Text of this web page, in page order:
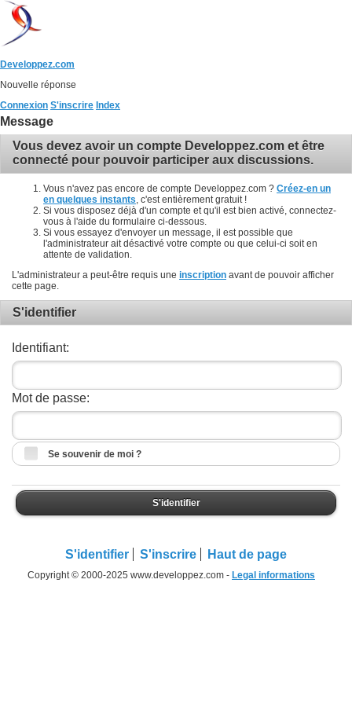
Developpez.com
Nouvelle réponse
Connexion S'inscrire Index
Message
Vous devez avoir un compte Developpez.com et être
connecté pour pouvoir participer aux discussions.
Vous n'avez pas encore de compte Developpez.com ? Créez-en un
en quelques instants , c'est entièrement gratuit !
Si vous disposez déjà d'un compte et qu'il est bien activé, connectez-
vous à l'aide du formulaire ci-dessous.
Si vous essayez d'envoyer un message, il est possible que
l'administrateur ait désactivé votre compte ou que celui-ci soit en
attente de validation.
L'administrateur a peut-être requis une inscription avant de pouvoir afficher
cette page.
S'identifier
Identifiant:
Mot de passe:
Se souvenir de moi ?
S'identifier
S'identifier S'inscrire Haut de page
Copyright © 2000-2025 www.developpez.com - Legal informations